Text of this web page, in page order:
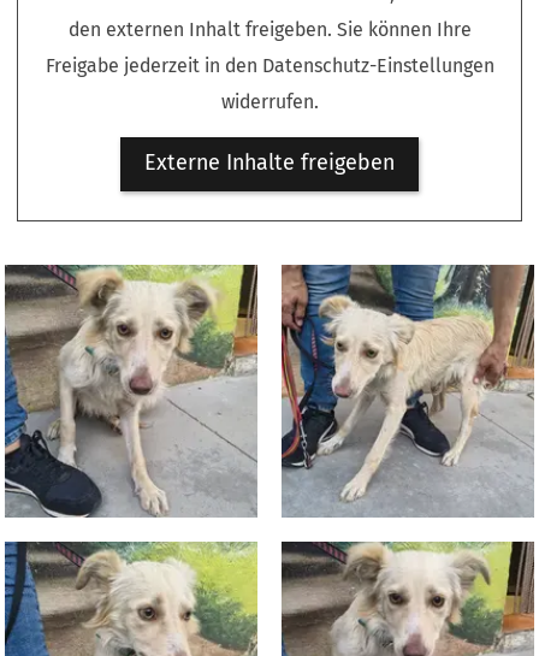
den externen Inhalt freigeben. Sie können Ihre
Freigabe jederzeit in den Datenschutz-Einstellungen
widerrufen.
Externe Inhalte freigeben